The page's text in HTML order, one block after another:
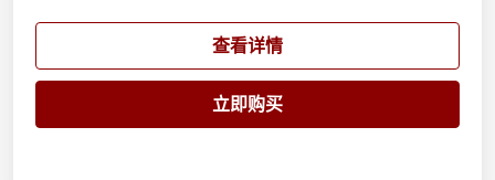
查看详情
立即购买